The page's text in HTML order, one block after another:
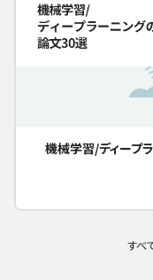
機械学習/ディープ
すべ